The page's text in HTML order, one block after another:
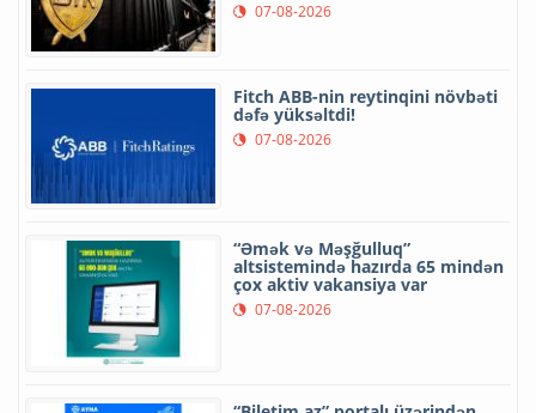
07-08-2026
Fitch ABB-nin reytinqini növbəti
dəfə yüksəltdi!
07-08-2026
“Əmək və Məşğulluq”
altsistemində hazırda 65 mindən
çox aktiv vakansiya var
07-08-2026